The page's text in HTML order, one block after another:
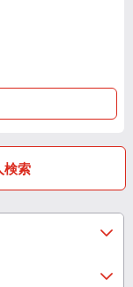
検索